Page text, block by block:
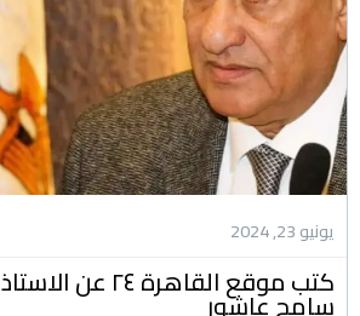
يونيو 23, 2024
كتب موقع القاهرة ٢٤ عن الاستاذ
سامح عاشور